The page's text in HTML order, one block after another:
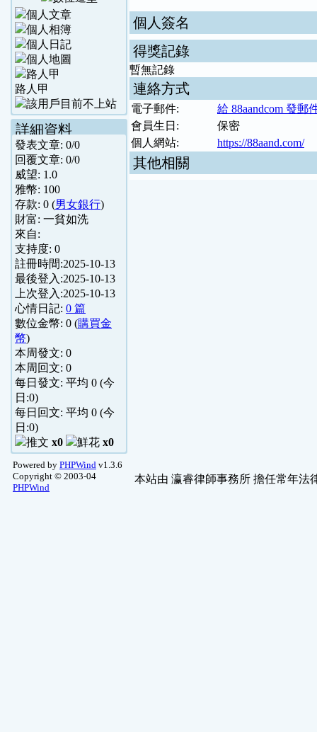
路人甲
詳細資料
發表文章: 0/0
回覆文章: 0/0
威望: 1.0
雅幣: 100
存款: 0 (男女銀行)
財富: 一貧如洗
來自:
支持度: 0
註冊時間:2025-10-13
最後登入:2025-10-13
上次登入:2025-10-13
心情日記: 0 篇
數位金幣: 0 (購買金
幣)
本周發文: 0
本周回文: 0
每日發文: 平均 0 (今
日:0)
每日回文: 平均 0 (今
日:0)
x0
x0
個人簽名
得獎記錄
暫無記錄
連絡方式
電子郵件:
給 88aandcom 發郵
會員生日:
保密
個人網站:
https://88aand.com/
其他相關
Powered by PHPWind v1.3.6
Copyright © 2003-04
PHPWind
本站由 瀛睿律師事務所 擔任常年法